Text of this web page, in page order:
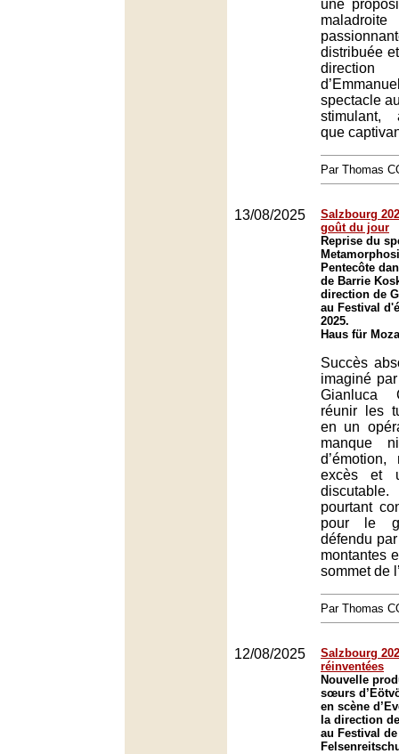
une
distribuée
spectacle
stimulant,
que
Par Thomas
13/08/2025
Salzbourg
goût du jour
Reprise du
Pentecôte
de Barrie
direction de
au Festival
2025.
Haus für
Succès
imaginé
Gianluca
réunir les
en un
manque
d’émotion,
excès et
pourtant
pour le
défendu
montantes
sommet de
Par Thomas
12/08/2025
Salzbourg
réinventées
Nouvelle
sœurs
en scène
la direction
au Festival